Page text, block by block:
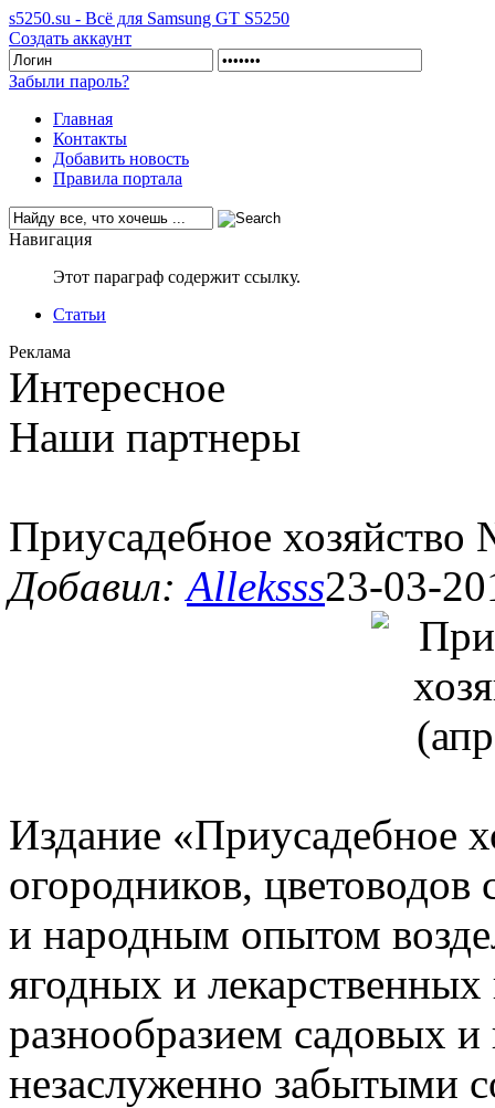
s5250.su - Всё для Samsung GT S5250
Создать аккаунт
Забыли пароль?
Главная
Контакты
Добавить новость
Правила портала
Навигация
Этот параграф содержит ссылку.
Статьи
Реклама
Интересное
Наши партнеры
Приусадебное
Добавил:Alleksss23-03-
Издание «Приусадебное
огородников,
и народным опытом
ягодных и
разнообразием садовых
незаслуженно забытыми